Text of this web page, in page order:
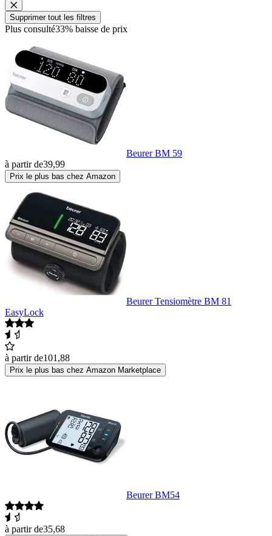
Supprimer tout les filtres
Plus consulté33% baisse de prix
Beurer BM 59
à partir de39,99
Prix le plus bas chez Amazon
Beurer Tensiomètre BM 81
EasyLock
à partir de101,88
Prix le plus bas chez Amazon Marketplace
Beurer BM54
à partir de35,68